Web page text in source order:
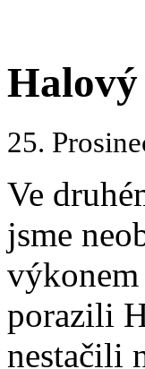
25.
Ve
jsme
porazili
nestačili